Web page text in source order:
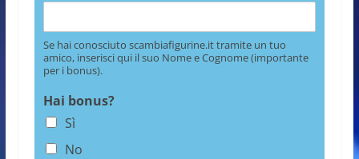
Se hai conosciuto scambiafigurine.it tramite un tuo
amico, inserisci qui il suo Nome e Cognome (importante
per i bonus).
Hai bonus?
Sì
No